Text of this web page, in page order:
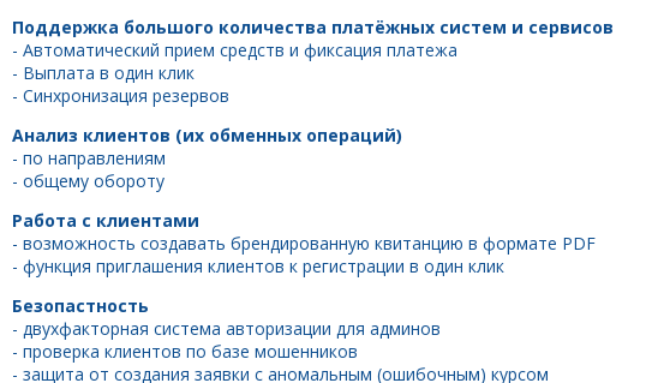
Поддержка большого количества платёжных систем и сервисов
- Автоматический прием средств и фиксация платежа
- Выплата в один клик
- Синхронизация резервов
Анализ клиентов (их обменных операций)
- по направлениям
- общему обороту
Работа с клиентами
- возможность создавать брендированную квитанцию в формате PDF
- функция приглашения клиентов к регистрации в один клик
Безопастность
- двухфакторная система авторизации для админов
- проверка клиентов по базе мошенников
- защита от создания заявки с аномальным (ошибочным) курсом